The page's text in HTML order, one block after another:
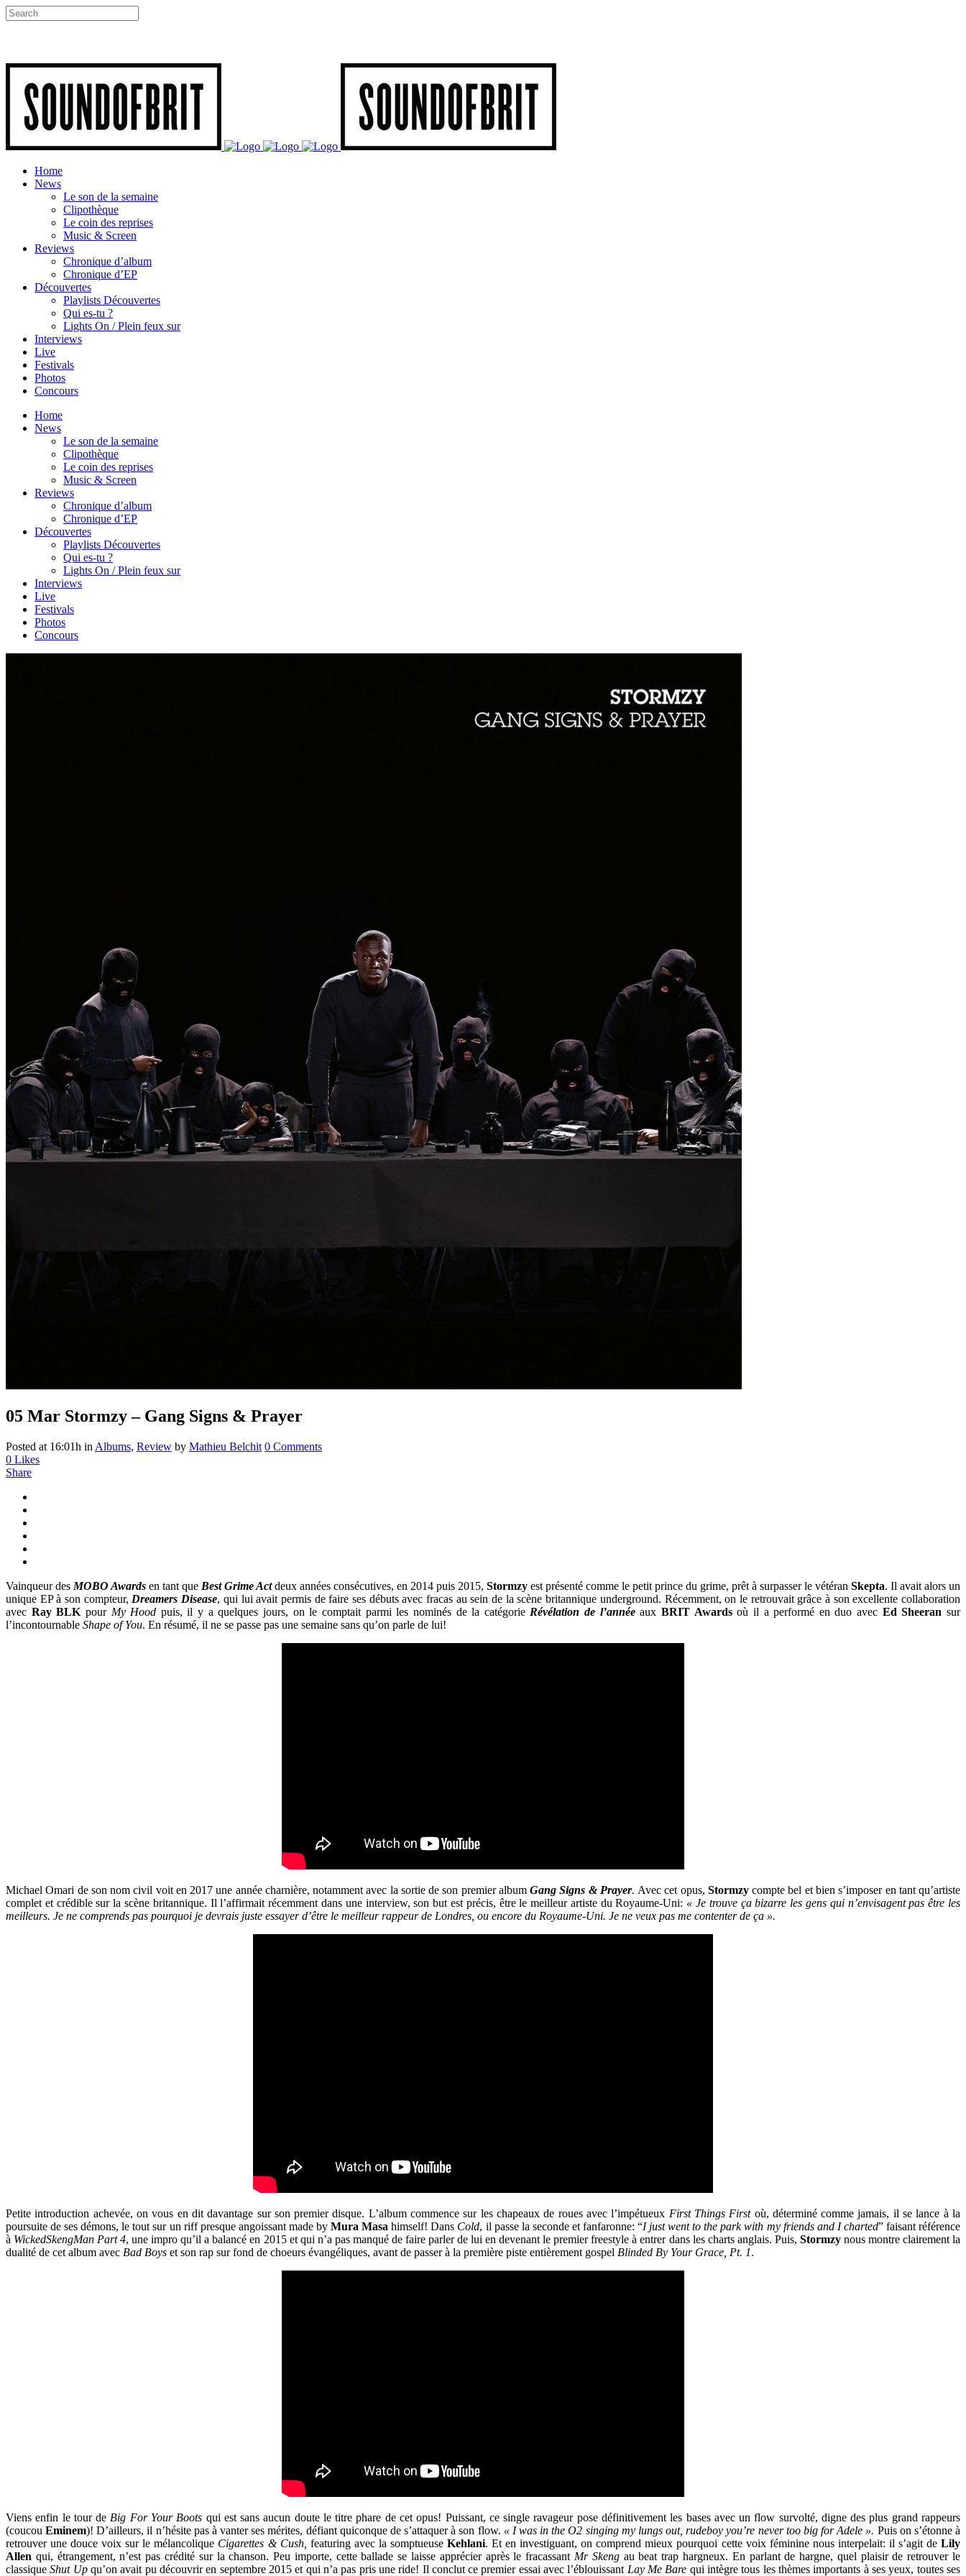
Home
News
Le son de la semaine
Clipothèque
Le coin des reprises
Music & Screen
Reviews
Chronique d’album
Chronique d’EP
Découvertes
Playlists Découvertes
Qui es-tu ?
Lights On / Plein feux sur
Interviews
Live
Festivals
Photos
Concours
Home
News
Le son de la semaine
Clipothèque
Le coin des reprises
Music & Screen
Reviews
Chronique d’album
Chronique d’EP
Découvertes
Playlists Découvertes
Qui es-tu ?
Lights On / Plein feux sur
Interviews
Live
Festivals
Photos
Concours
05 Mar Stormzy – Gang Signs & Prayer
Posted at 16:01h in Albums, Review by Mathieu Belchit 0 Comments
0 Likes
Share
Vainqueur des MOBO Awards en tant que Best Grime Actdeux années consécutives, en 2014 puis 2015, Stormzy est présenté comme le petit prince du grime, prêt à surpasser le vétéran Skepta. Il avait alors un
unique EP à son compteur, Dreamers Disease, qui lui avait permis de faire ses débuts avec fracas au sein de la scène britannique underground. Récemment, on le retrouvait grâce à son excellente collaboration
avec Ray BLK pour My Hood puis, il y a quelques jours, on le comptait parmi les nominés de la catégorie Révélation de l’annéeaux BRIT Awardsoù il a performé en duo avec Ed Sheeransur
l’incontournable Shape of You. En résumé, il ne se passe pas une semaine sans qu’on parle de lui!
Michael Omari de son nom civil voit en 2017 une année charnière, notamment avec la sortie de son premier albumGang Signs & Prayer. Avec cet opus, Stormzycompte bel et bien s’imposer en tant qu’artiste
complet et crédible sur la scène britannique. Il l’affirmait récemment dans une interview, son but est précis, être le meilleur artiste du Royaume-Uni: « Je trouve ça bizarre les gens qui n’envisagent pas être les
meilleurs. Je ne comprends pas pourquoi je devrais juste essayer d’être le meilleur rappeur de Londres, ou encore du Royaume-Uni. Je ne veux pas me contenter de ça ».
Petite introduction achevée, on vous en dit davantage sur son premier disque. L’album commence sur les chapeaux de roues avec l’impétueux First Things First où, déterminé comme jamais, il se lance à la
poursuite de ses démons, le tout sur un riff presque angoissant made byMura Masahimself! Dans Cold, il passe la seconde et fanfaronne: “I just went to the park with my friends and I charted” faisant référence
à WickedSkengMan Part 4, une impro qu’il a balancé en 2015 et qui n’a pas manqué de faire parler de lui en devenant le premier freestyle à entrer dans les charts anglais. Puis, Stormzy nous montre clairement la
dualité de cet album avec Bad Boys et son rap sur fond de choeurs évangéliques, avant de passer à la première piste entièrement gospel Blinded By Your Grace, Pt. 1.
Viens enfin le tour de Big For Your Boots qui est sans aucun doute le titre phare de cet opus! Puissant, ce single ravageur pose définitivement les bases avec un flow survolté, digne des plus grand rappeurs
(coucouEminem)! D’ailleurs, il n’hésite pas à vanter ses mérites, défiant quiconque de s’attaquer à son flow. « I was in the O2 singing my lungs out, rudeboy you’re never too big for Adele ». Puis on s’étonne à
retrouver une douce voix sur le mélancolique Cigarettes & Cush, featuring avec la somptueuse Kehlani. Et en investiguant, on comprend mieux pourquoi cette voix féminine nous interpelait: il s’agit deLily
Allen qui, étrangement, n’est pas crédité sur la chanson. Peu importe, cette ballade se laisse apprécier après le fracassant Mr Skengau beat trap hargneux. En parlant de hargne, quel plaisir de retrouver le
classiqueShut Up qu’on avait pu découvrir en septembre 2015 et qui n’a pas pris une ride! Il conclut ce premier essai avec l’éblouissant Lay Me Bare qui intègre tous les thèmes importants à ses yeux, toutes ses